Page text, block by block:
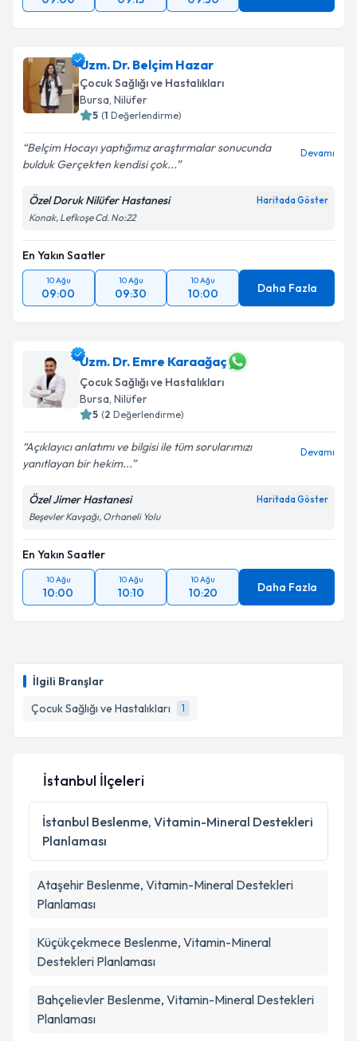
İlgili Branşlar
Çocuk Sağlığı ve Hastalıkları
1
Uzm. Dr. Belçim Hazar
Çocuk Sağlığı ve Hastalıkları
Bursa, Nilüfer
5 (1 Değerlendirme)
Belçim Hocayı yaptığımız araştırmalar sonucunda
bulduk Gerçekten kendisi çok...
Devamı
Özel Doruk Nilüfer Hastanesi Haritada Göster
Konak, Lefkoşe Cd. No:22
En Yakın Saatler
10 Ağu
09:00
10 Ağu
09:30
10 Ağu
10:00 Daha Fazla
Uzm. Dr. Emre Karaağaç
Çocuk Sağlığı ve Hastalıkları
Bursa, Nilüfer
5 (2 Değerlendirme)
Açıklayıcı anlatımı ve bilgisi ile tüm sorularımızı
yanıtlayan bir hekim...
Devamı
Özel Jimer Hastanesi Haritada Göster
Beşevler Kavşağı, Orhaneli Yolu
En Yakın Saatler
10 Ağu
10:00
10 Ağu
10:10
10 Ağu
10:20 Daha Fazla
İstanbul İlçeleri
İstanbul Beslenme, Vitamin-Mineral Destekleri
Planlaması
Ataşehir Beslenme, Vitamin-Mineral Destekleri
Planlaması
Küçükçekmece Beslenme, Vitamin-Mineral
Destekleri Planlaması
Bahçelievler Beslenme, Vitamin-Mineral Destekleri
Planlaması